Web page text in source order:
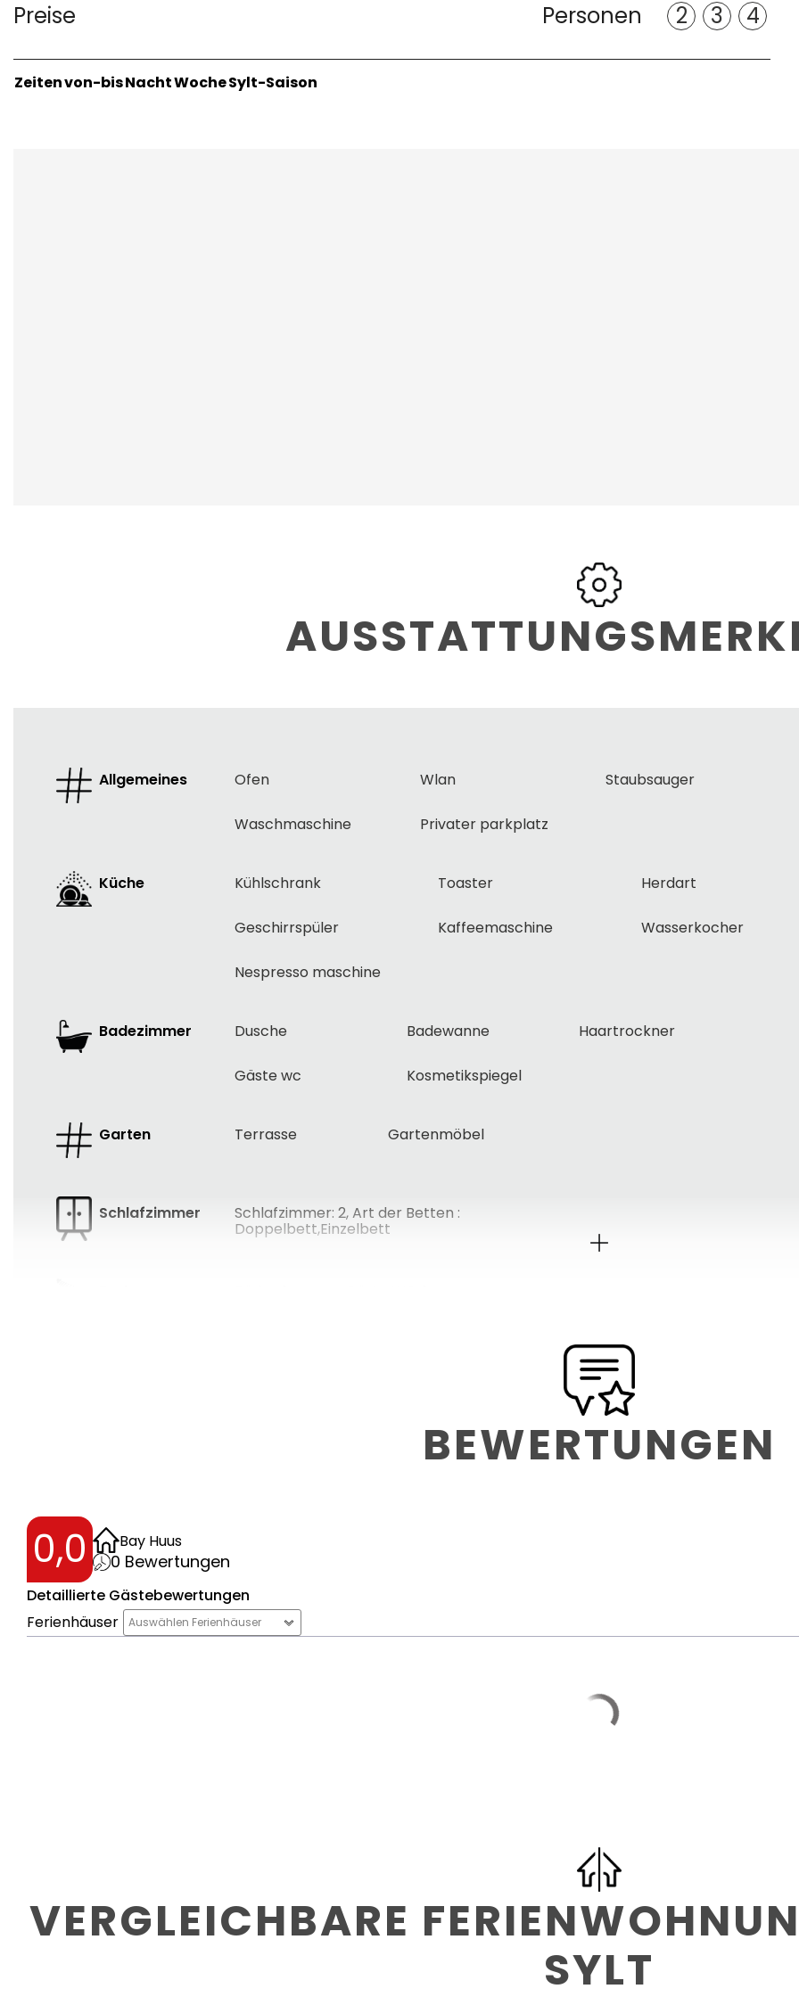
Preise Personen 2 3 4
Zeitenvon-bisNachtWocheSylt-Saison
Allgemeines Ofen Wlan Staubsauger
Waschmaschine Privater parkplatz
Küche Kühlschrank Toaster Herdart
Geschirrspüler Kaffeemaschine Wasserkocher
Nespresso maschine
Badezimmer Dusche Badewanne Haartrockner
Gäste wc Kosmetikspiegel
Garten Terrasse Gartenmöbel
Schlafzimmer Schlafzimmer: 2,Art der Betten :
Doppelbett,Einzelbett
BEWERTUNGEN
0,0 Bay Huus
0 Bewertungen
Detaillierte Gästebewertungen
Ferienhäuser
Auswählen Ferienhäuser
VERGLEICHBARE
SYLT